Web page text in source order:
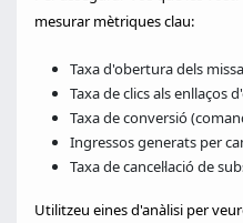
mesurar mètriques clau:
Taxa d'obertura dels
Taxa de clics als enllaços
Taxa de conversió
Ingressos generats per
Taxa de cancel·lació de
Utilitzeu eines d'anàlisi per